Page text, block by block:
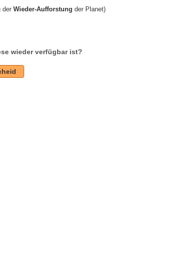
der Wieder-Aufforstung der Planet)
wieder verfügbar ist?